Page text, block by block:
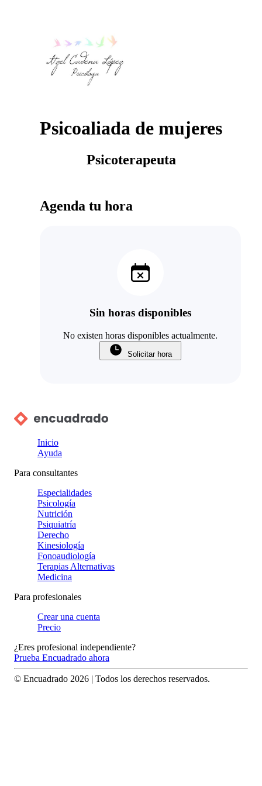
Psicoaliada de mujeres
Psicoterapeuta
Agenda tu hora
Sin horas disponibles
No existen horas disponibles actualmente.
Solicitar hora
Inicio
Ayuda
Para consultantes
Especialidades
Psicología
Nutrición
Psiquiatría
Derecho
Kinesiología
Fonoaudiología
Terapias Alternativas
Medicina
Para profesionales
Crear una cuenta
Precio
¿Eres profesional independiente?
Prueba Encuadrado ahora
© Encuadrado 2026 | Todos los derechos reservados.